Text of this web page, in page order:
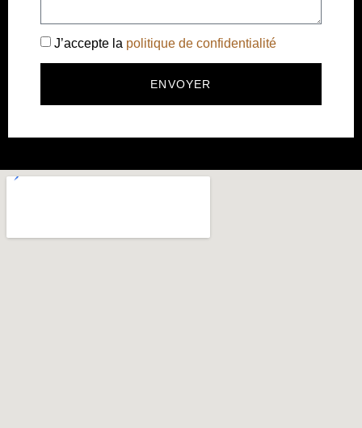
J’accepte la politique de confidentialité
ENVOYER